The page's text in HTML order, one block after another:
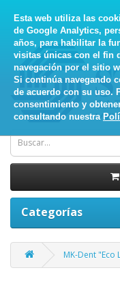
Esta web utiliza las
de Google Analytics,
años, para habilitar la
visitas únicas con el fin
navegación por el sitio
Si continúa navegando
de acuerdo con su uso.
consentimiento y
consultando nuestra
Categorías
MK-Dent "Eco